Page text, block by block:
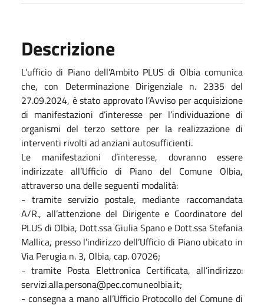
Descrizione
L’ufficio di Piano dell’Ambito PLUS di Olbia comunica
che, con Determinazione Dirigenziale n. 2335 del
27.09.2024, è stato approvato l’Avviso per acquisizione
di manifestazioni d’interesse per l’individuazione di
organismi del terzo settore per la realizzazione di
interventi rivolti ad anziani autosufficienti.
Le manifestazioni d’interesse, dovranno essere
indirizzate all’Ufficio di Piano del Comune Olbia,
attraverso una delle seguenti modalità:
- tramite servizio postale, mediante raccomandata
A/R., all’attenzione del Dirigente e Coordinatore del
PLUS di Olbia, Dott.ssa Giulia Spano e Dott.ssa Stefania
Mallica, presso l’indirizzo dell’Ufficio di Piano ubicato in
Via Perugia n. 3, Olbia, cap. 07026;
- tramite Posta Elettronica Certificata, all’indirizzo:
servizi.alla.persona@pec.comuneolbia.it;
- consegna a mano all’Ufficio Protocollo del Comune di